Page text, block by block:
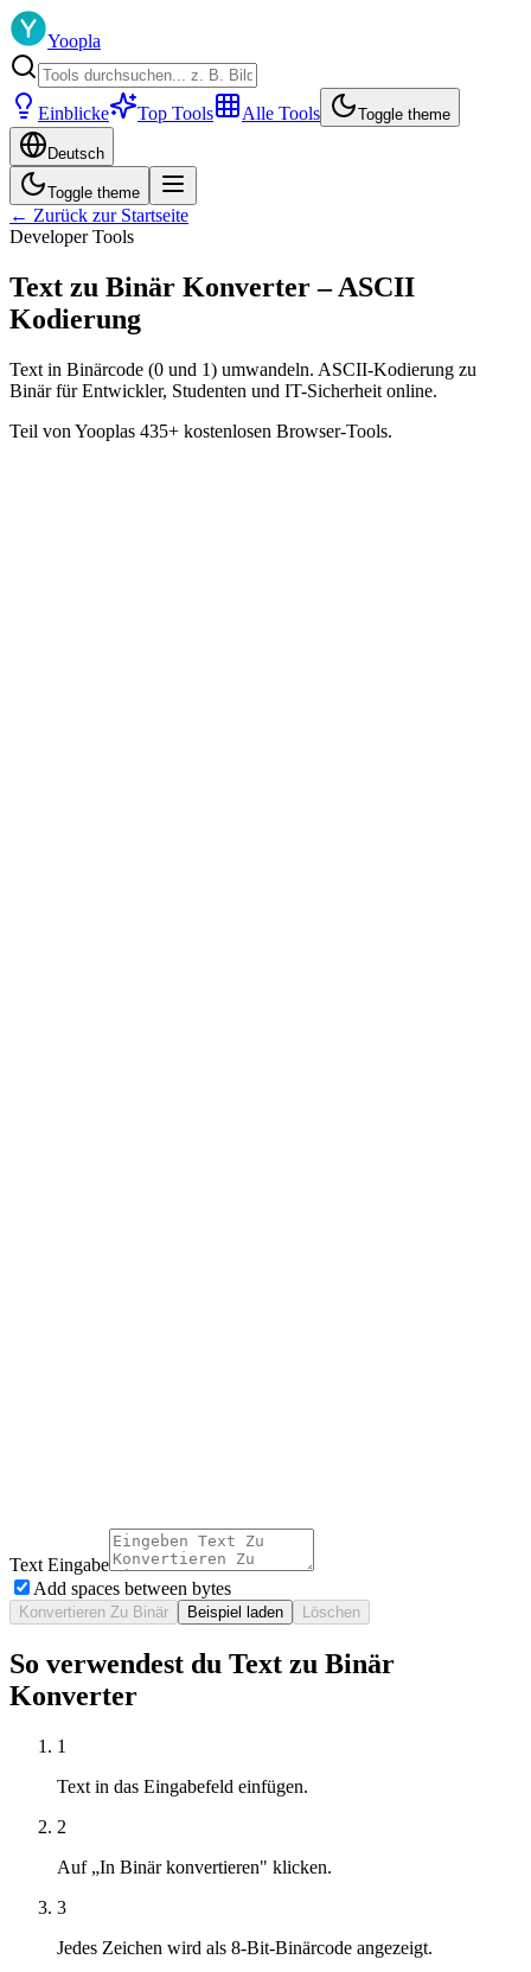
Yoopla
Einblicke Top Tools Alle Tools Toggle theme
Deutsch
Toggle theme
← Zurück zur Startseite
Developer Tools
Text zu Binär Konverter – ASCII
Kodierung
Text in Binärcode (0 und 1) umwandeln. ASCII-Kodierung zu
Binär für Entwickler, Studenten und IT-Sicherheit online.
Teil von Yooplas 435+ kostenlosen Browser-Tools.
Text Eingabe
Add spaces between bytes
Konvertieren Zu Binär Beispiel laden Löschen
So verwendest du Text zu Binär
Konverter
1
Text in das Eingabefeld einfügen.
2
Auf „In Binär konvertieren" klicken.
3
Jedes Zeichen wird als 8-Bit-Binärcode angezeigt.